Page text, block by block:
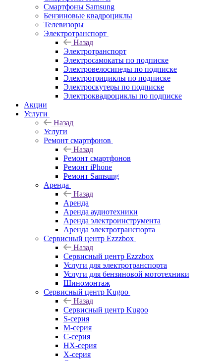
Смартфоны Samsung
Бензиновые квадроциклы
Телевизоры
Электротранспорт
Назад
Электротранспорт
Электросамокаты по подписке
Электровелосипеды по подписке
Электротрициклы по подписке
Электроскутеры по подписке
Электроквадроциклы по подписке
Акции
Услуги
Назад
Услуги
Ремонт смартфонов
Назад
Ремонт смартфонов
Ремонт iPhone
Ремонт Samsung
Аренда
Назад
Аренда
Аренда аудиотехники
Аренда электроинструмента
Аренда электротранспорта
Сервисный центр Ezzzbox
Назад
Сервисный центр Ezzzbox
Услуги для электротранспорта
Услуги для бензиновой мототехники
Шиномонтаж
Сервисный центр Kugoo
Назад
Сервисный центр Kugoo
S-cерия
M-серия
С-серия
HX-серия
X-серия